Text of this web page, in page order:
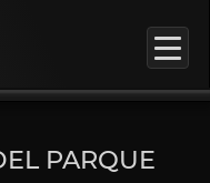
PARQUE